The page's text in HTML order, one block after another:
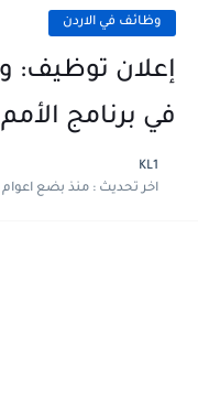
وظائف في الاردن
إعلان توظيف:
في برنامج
KL1
اخر تحديث :منذ بضع اعوام